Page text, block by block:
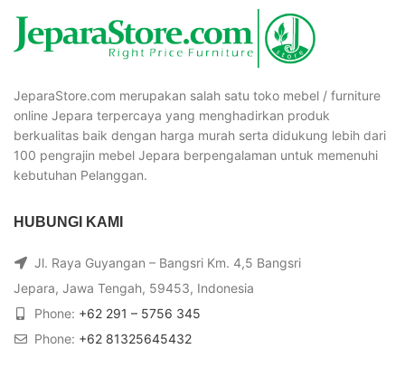
JeparaStore.com merupakan salah satu toko mebel / furniture
online Jepara terpercaya yang menghadirkan produk
berkualitas baik dengan harga murah serta didukung lebih dari
100 pengrajin mebel Jepara berpengalaman untuk memenuhi
kebutuhan Pelanggan.
HUBUNGI KAMI
Jl. Raya Guyangan – Bangsri Km. 4,5 Bangsri
Jepara, Jawa Tengah, 59453, Indonesia
Phone: +62 291 – 5756 345
Phone: +62 81325645432